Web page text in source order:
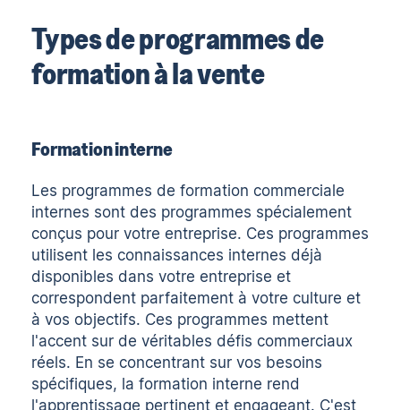
Types de programmes de
formation à la vente
Formation interne
Les programmes de formation commerciale
internes sont des programmes spécialement
conçus pour votre entreprise. Ces programmes
utilisent les connaissances internes déjà
disponibles dans votre entreprise et
correspondent parfaitement à votre culture et
à vos objectifs. Ces programmes mettent
l'accent sur de véritables défis commerciaux
réels. En se concentrant sur vos besoins
spécifiques, la formation interne rend
l'apprentissage pertinent et engageant. C'est